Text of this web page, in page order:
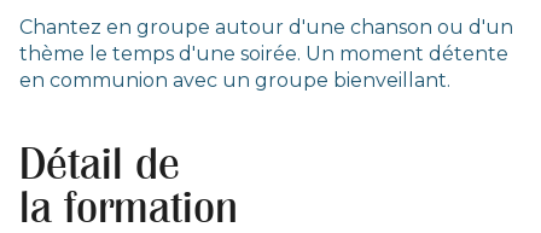
Chantez en groupe autour d'une chanson ou d'un
thème le temps d'une soirée. Un moment détente
en communion avec un groupe bienveillant.
Détail de
la formation